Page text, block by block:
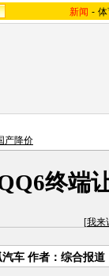
新闻 -
产降价
终端
[我来
车 作者：综合报道